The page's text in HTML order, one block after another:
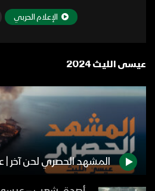
الإعلام الحربي
عيسى الليث 2024
المشهد الحصري لحن آخر |